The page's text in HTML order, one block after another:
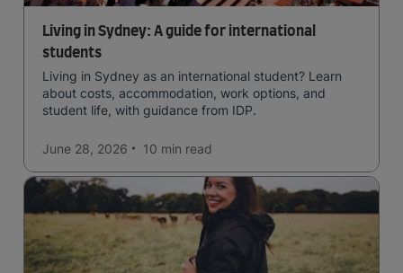
Living in Sydney: A guide for international
students
Living in Sydney as an international student? Learn
about costs, accommodation, work options, and
student life, with guidance from IDP.
June 28, 2026 10 min read